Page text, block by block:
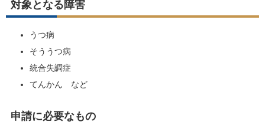
対象となる障害
うつ病
そううつ病
統合失調症
てんかん など
申請に必要なもの